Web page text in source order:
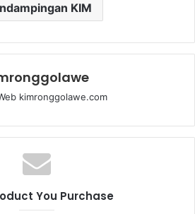
KIM
kimronggolawe.com
You Purchase